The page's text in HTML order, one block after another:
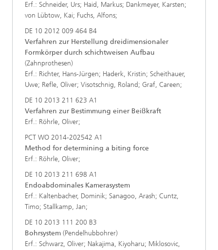
Erf.: Schneider, Urs; Haid, Markus; Dankmeyer, Karsten;
von Lübtow, Kai; Fuchs, Alfons;
DE 10 2012 009 464 B4
Verfahren zur Herstellung dreidimensionaler
Formkörper durch schichtweisen Aufbau
(Zahnprothesen)
Erf.: Richter, Hans-Jürgen; Haderk, Kristin; Scheithauer,
Uwe; Refle, Oliver; Visotschnig, Roland; Graf, Careen;
DE 10 2013 211 623 A1
Verfahren zur Bestimmung einer Beißkraft
Erf.: Röhrle, Oliver;
PCT WO 2014-202542 A1
Method for determining a biting force
Erf.: Röhrle, Oliver;
DE 10 2013 211 698 A1
Endoabdominales Kamerasystem
Erf.: Kaltenbacher, Dominik; Sanagoo, Arash; Cuntz,
Timo; Stallkamp, Jan;
DE 10 2013 111 200 B3
Bohrsystem (Pendelhubbohrer)
Erf.: Schwarz, Oliver; Nakajima, Kiyoharu; Miklosovic,